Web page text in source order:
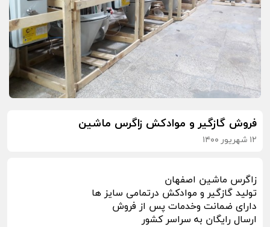
فروش گازگیر و موادکش زاگرس ماشین
۱۲ شهریور ۱۴۰۰
زاگرس ماشین اصفهان
تولید گازگیر و موادکش درتمامی سایز ها
دارای ضمانت وخدمات پس از فروش
ارسال رایگان به سراسر کشور